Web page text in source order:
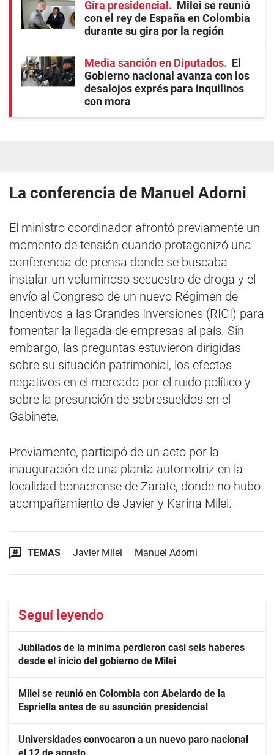
Gira presidencial
Milei se reunió
con el rey de España en Colombia
durante su gira por la región
Media sanción en Diputados
El
Gobierno nacional avanza con los
desalojos exprés para inquilinos
con mora
La conferencia de Manuel Adorni
El ministro coordinador afrontó previamente un
momento de tensión cuando protagonizó una
conferencia de prensa donde se buscaba
instalar un voluminoso secuestro de droga y el
envío al Congreso de un nuevo Régimen de
Incentivos a las Grandes Inversiones (RIGI) para
fomentar la llegada de empresas al país. Sin
embargo, las preguntas estuvieron dirigidas
sobre su situación patrimonial, los efectos
negativos en el mercado por el ruido político y
sobre la presunción de sobresueldos en el
Gabinete.
Previamente, participó de un acto por la
inauguración de una planta automotriz en la
localidad bonaerense de Zarate, donde no hubo
acompañamiento de Javier y Karina Milei.
TEMAS Javier Milei Manuel Adorni
Seguí leyendo
Jubilados de la mínima perdieron casi seis haberes
desde el inicio del gobierno de Milei
Milei se reunió en Colombia con Abelardo de la
Espriella antes de su asunción presidencial
Universidades convocaron a un nuevo paro nacional